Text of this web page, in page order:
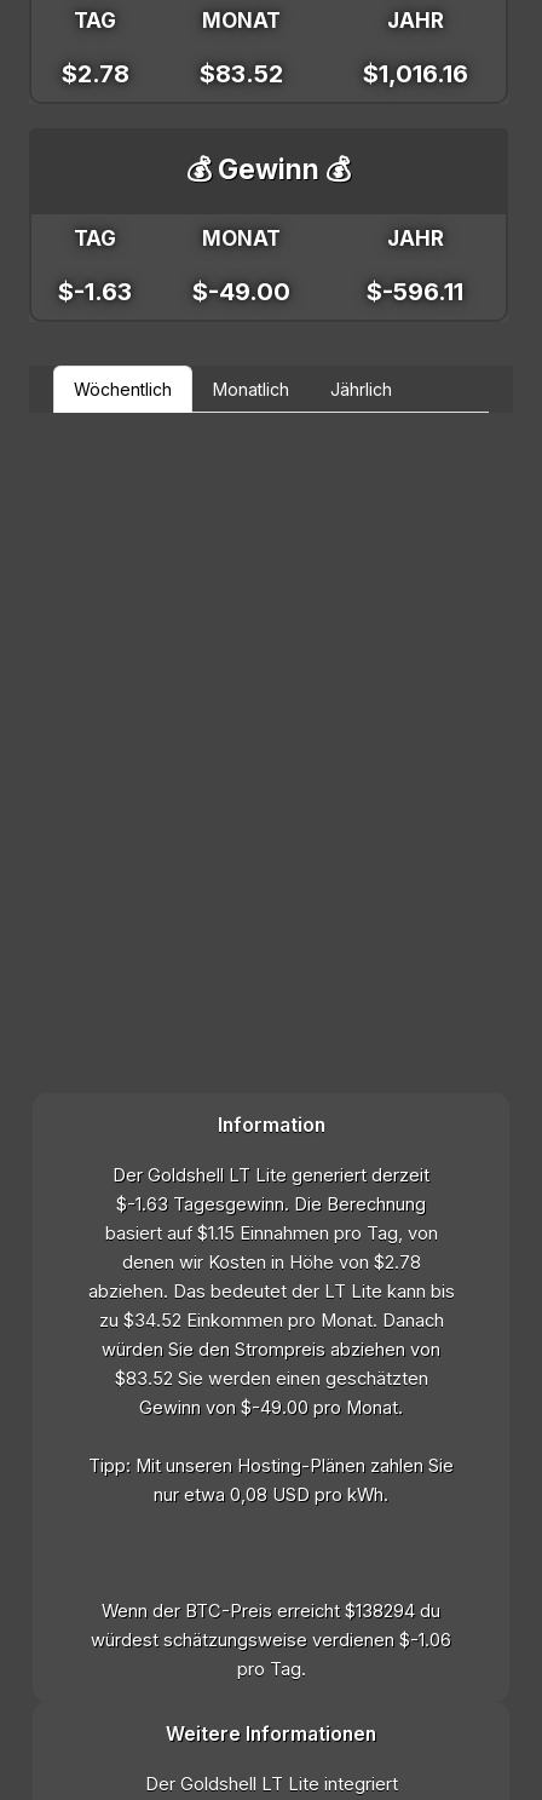
TAG MONAT JAHR
$2.78 $83.52 $1,016.16
💰 Gewinn 💰
TAG MONAT JAHR
$-1.63 $-49.00 $-596.11
Wöchentlich Monatlich Jährlich
Information
Der Goldshell LT Lite generiert derzeit
$-1.63 Tagesgewinn. Die Berechnung
basiert auf $1.15 Einnahmen pro Tag, von
denen wir Kosten in Höhe von $2.78
abziehen. Das bedeutet der LT Lite kann bis
zu $34.52 Einkommen pro Monat. Danach
würden Sie den Strompreis abziehen von
$83.52 Sie werden einen geschätzten
Gewinn von $-49.00 pro Monat.
Tipp: Mit unseren Hosting-Plänen zahlen Sie
nur etwa 0,08 USD pro kWh.
Wenn der BTC-Preis erreicht $138294 du
würdest schätzungsweise verdienen $-1.06
pro Tag.
Weitere Informationen
Der Goldshell LT Lite integriert